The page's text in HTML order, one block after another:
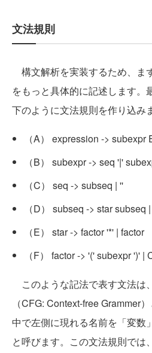
文法規則
構文解析を実装するため、ま
をもっと具体的に記述します。
下のように文法規則を作り込み
（A） expression -> subexpr
（B） subexpr -> seq '|'
（C） seq -> subseq | ''
（D） subseq -> star subseq
（E） star -> factor '*' | factor
（F） factor -> '(' subexpr ')' |
このような記法で表す文法は
（CFG: Context-free Grammer
中で左側に現れる名前を「変数
と呼びます。この文法規則では